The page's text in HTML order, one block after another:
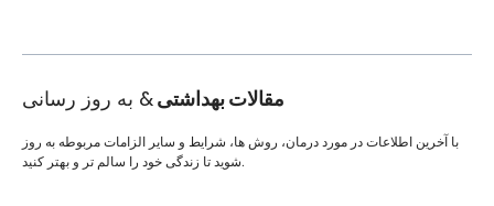
مقالات بهداشتی& به روز رسانی
با آخرین اطلاعات در مورد درمان، روش ها، شرایط و سایر الزامات مربوطه به روز
شوید تا زندگی خود را سالم تر و بهتر کنید.